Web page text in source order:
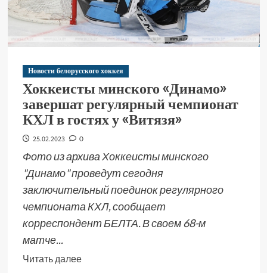
Новости белорусского хоккея
Хоккеисты минского «Динамо»
завершат регулярный чемпионат
КХЛ в гостях у «Витязя»
25.02.2023 0
Фото из архива Хоккеисты минского
"Динамо" проведут сегодня
заключительный поединок регулярного
чемпионата КХЛ, сообщает
корреспондент БЕЛТА. В своем 68-м
матче...
Читать далее